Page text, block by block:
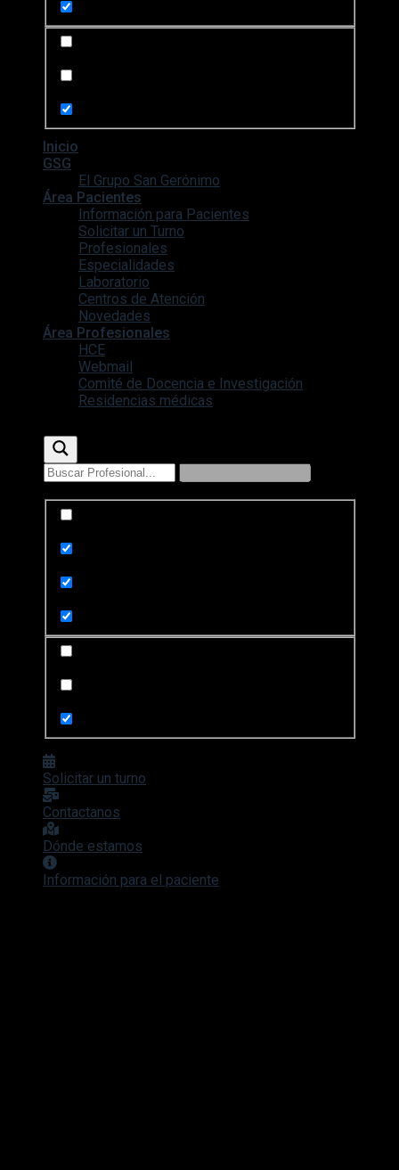
Inicio
GSG
El Grupo San Gerónimo
Área Pacientes
Información para Pacientes
Solicitar un Turno
Profesionales
Especialidades
Laboratorio
Centros de Atención
Novedades
Área Profesionales
HCE
Webmail
Comité de Docencia e Investigación
Residencias médicas
Solicitar un turno
Contactanos
Dónde estamos
Información para el paciente